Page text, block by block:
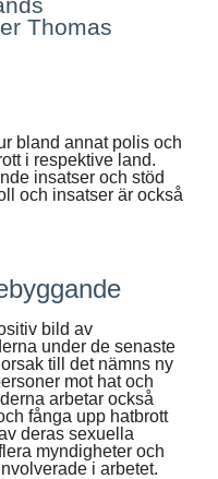
Thomas
bland annat polis och
i respektive land.
insatser och stöd
och insatser är också
bild av
under de senaste
till det nämns ny
mot hat och
arbetar också
fånga upp hatbrott
deras sexuella
myndigheter och
i arbetet.